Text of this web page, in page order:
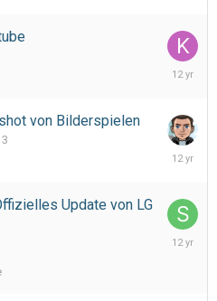
October
von Bilderspielen
October
Update von LG